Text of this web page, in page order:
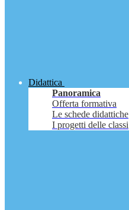
Didattica
Panoramica
Offerta formativa
Le schede didattiche
I progetti delle classi